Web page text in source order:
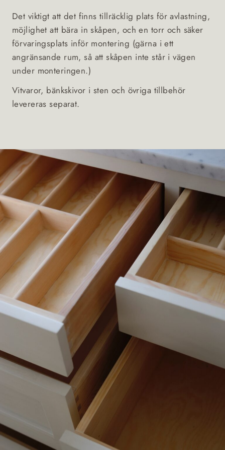
Det viktigt att det finns tillräcklig plats för avlastning,
möjlighet att bära in skåpen, och en torr och säker
förvaringsplats inför montering (gärna i ett
angränsande rum, så att skåpen inte står i vägen
under monteringen.)
Vitvaror, bänkskivor i sten och övriga tillbehör
levereras separat.